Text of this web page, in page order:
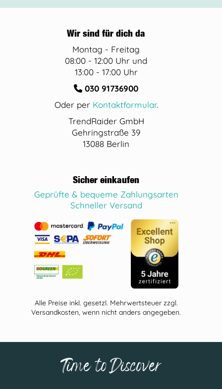
Wir sind für dich da
Montag - Freitag
08:00 - 12:00 Uhr und
13:00 - 17:00 Uhr
030 91736900
Oder per Kontaktformular.
TrendRaider GmbH
Gehringstraße 39
13088 Berlin
Sicher einkaufen
Geprüfte & bequeme Zahlungsarten
Schneller Versand
Alle Preise inkl. gesetzl. Mehrwertsteuer zzgl.
Versandkosten, wenn nicht anders angegeben.
Time to Discover